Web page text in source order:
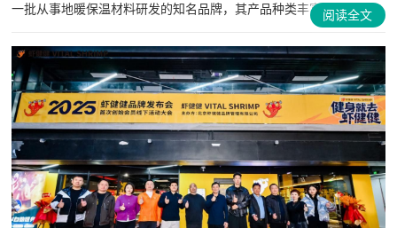
一批从事地暖保温材料研发的知名品牌，其产品种类丰富，质量可...
阅读全文